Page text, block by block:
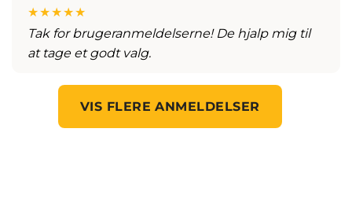
★★★★★
Tak for brugeranmeldelserne! De hjalp mig til
at tage et godt valg.
VIS FLERE ANMELDELSER